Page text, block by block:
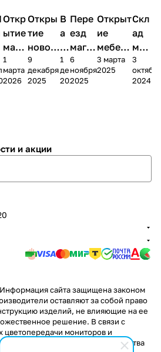
Откр
ытие
мага
зина
в
1
марта
2026
Откры
тие
новог
о
магаз
9
декабря
2025
В
а
к
а
н
1
декабря
2025
Пере
езд
магаз
ина в
г.
6
ноября
2025
Открыт
ие
мебель
ного
салона
3 марта
2025
Скл
ад
меб
ели
пер
3
2024
и акции
сайта защищена законом
оставляют за собой право
изделий, не влияющие на ее
решение. В связи с
цветопередачи мониторов и
мере передать некоторые свойства